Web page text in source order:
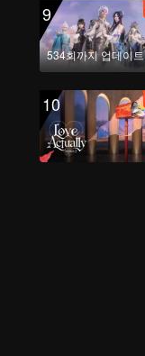
9
534회까지 업데이트
10